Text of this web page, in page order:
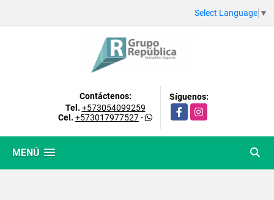
Select Language ▼
Contáctenos:
Tel. +573054099259
Cel. +573017977527-
Síguenos:
FacebookInstagram
MENÚ